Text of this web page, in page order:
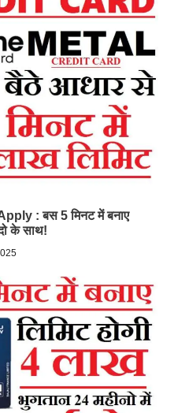
: बस 5 मिनट में बनाए
के साथ!